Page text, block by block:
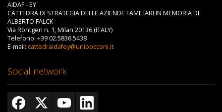
AIDAF - EY
CATTEDRA DI STRATEGIA DELLE AZIENDE FAMILIARI IN MEMORIA DI
ALBERTO FALCK
Via Röntgen n. 1, Milan 20136 (ITALY)
Telefono: +39 02.5836.5438
E-mail: cattedraidafey@unibocconi.it
Social network